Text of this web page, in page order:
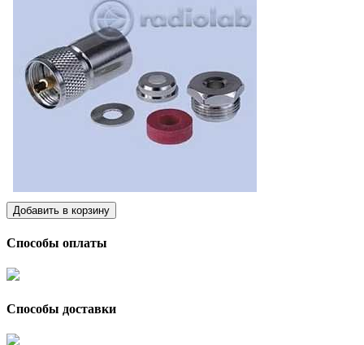
Способы оплаты
Способы доставки